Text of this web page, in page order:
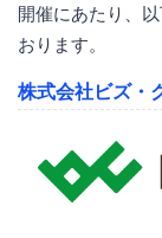
開催にあたり、
おります。
株式会社ビズ・